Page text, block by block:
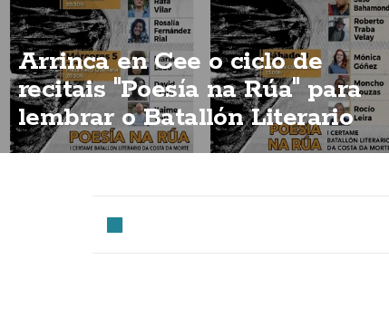
Arrinca en Cee o ciclo de
recitais "Poesía na Rúa" para
lembrar o Batallón Literario